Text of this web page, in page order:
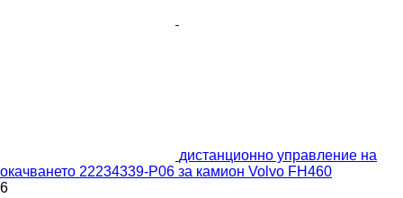
дистанционно управление на
окачването 22234339-P06 за камион Volvo FH460
6